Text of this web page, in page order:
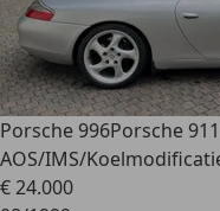
Porsche 996Porsche
AOS/IMS/
€ 24.000